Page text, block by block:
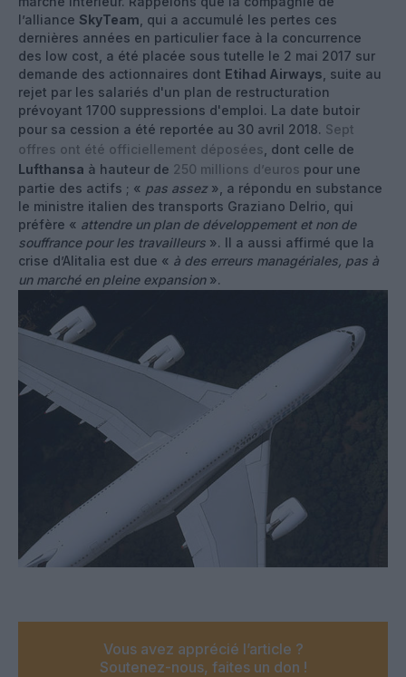
l’alliance SkyTeam , qui a accumulé les pertes ces
dernières années en particulier face à la concurrence
des low cost, a été placée sous tutelle le 2 mai 2017 sur
demande des actionnaires dont Etihad Airways , suite au
rejet par les salariés d'un plan de restructuration
prévoyant 1700 suppressions d'emploi. La date butoir
pour sa cession a été reportée au 30 avril 2018. Sept
offres ont été officiellement déposées , dont celle de
Lufthansa à hauteur de 250 millions d’euros pour une
partie des actifs ; « pas assez», a répondu en substance
le ministre italien des transports Graziano Delrio, qui
préfère « attendre un plan de développement et non de
souffrance pour les travailleurs ». Il a aussi affirmé que la
crise d’Alitalia est due « à des erreurs managériales, pas à
un marché en pleine expansion».
Vous avez apprécié l’article ?
Soutenez-nous, faites un don !